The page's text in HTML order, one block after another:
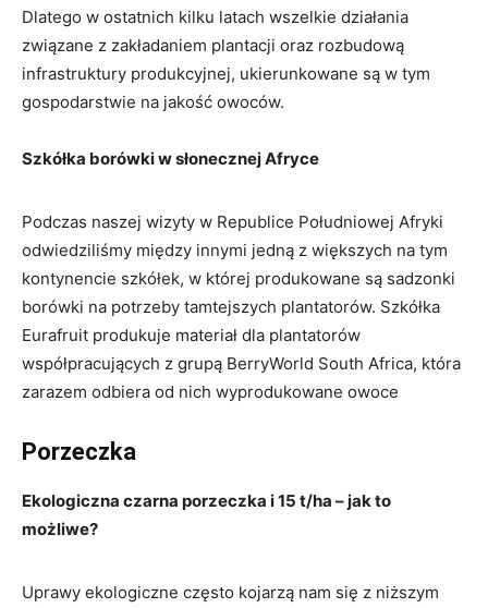
Dlatego w ostatnich kilku latach wszelkie działania
związane z zakładaniem plantacji oraz rozbudową
infrastruktury produkcyjnej, ukierunkowane są w tym
gospodarstwie na jakość owoców.
Szkółka borówki w słonecznej Afryce
Podczas naszej wizyty w Republice Południowej Afryki
odwiedziliśmy między innymi jedną z większych na tym
kontynencie szkółek, w której produkowane są sadzonki
borówki na potrzeby tamtejszych plantatorów. Szkółka
Eurafruit produkuje materiał dla plantatorów
współpracujących z grupą BerryWorld South Africa, która
zarazem odbiera od nich wyprodukowane owoce
Porzeczka
Ekologiczna czarna porzeczka i 15 t/ha – jak to
możliwe?
Uprawy ekologiczne często kojarzą nam się z niższym